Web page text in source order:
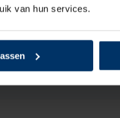
van hun services.